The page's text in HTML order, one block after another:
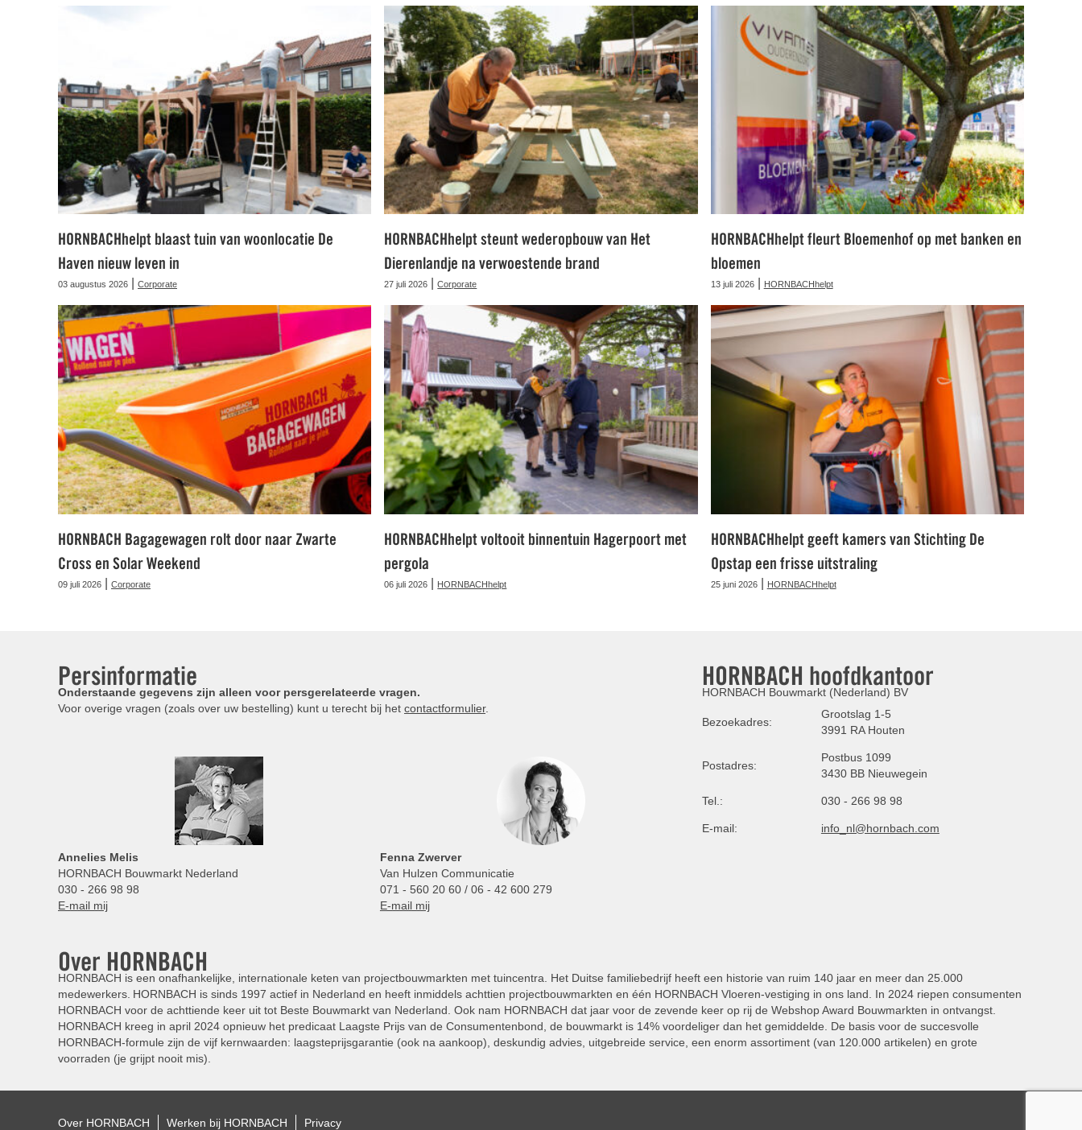
HORNBACHhelpt blaast tuin van woonlocatie De
Haven nieuw leven in
03 augustus 2026 Corporate
HORNBACHhelpt steunt wederopbouw van Het
Dierenlandje na verwoestende brand
27 juli 2026 |Corporate
HORNBACHhelpt fleurt Bloemenhof op met banken en
bloemen
13 juli 2026| HORNBACHhelpt
HORNBACH Bagagewagen rolt door naar Zwarte
Cross en Solar Weekend
09 juli 2026 Corporate
HORNBACHhelpt voltooit binnentuin Hagerpoort met
pergola
06 juli 2026 HORNBACHhelpt
HORNBACHhelpt geeft kamers van Stichting De
Opstap een frisse uitstraling
25 juni 2026| HORNBACHhelpt
Persinformatie
Onderstaande gegevens zijn alleen voor persgerelateerde vragen.
Voor overige vragen (zoals over uw bestelling) kunt u terecht bij het contactformulier.
Annelies Melis
HORNBACH Bouwmarkt Nederland
030 - 266 98 98
E-mail mij
Fenna Zwerver
Van Hulzen Communicatie
071 - 560 20 60 / 06 - 42 600 279
E-mail mij
HORNBACH hoofdkantoor
HORNBACH Bouwmarkt (Nederland) BV
Bezoekadres:
Grootslag 1-5
3991 RA Houten
Postadres:
Postbus 1099
3430 BB Nieuwegein
Tel.: 030 - 266 98 98
E-mail: info_nl@hornbach.com
Over HORNBACH
HORNBACH is een onafhankelijke, internationale keten van projectbouwmarkten met tuincentra. Het Duitse familiebedrijf heeft een historie van ruim 140 jaar en meer dan 25.000
medewerkers. HORNBACH is sinds 1997 actief in Nederland en heeft inmiddels achttien projectbouwmarkten en één HORNBACH Vloeren-vestiging in ons land. In 2024 riepen consumenten
HORNBACH voor de achttiende keer uit tot Beste Bouwmarkt van Nederland. Ook nam HORNBACH dat jaar voor de zevende keer op rij de Webshop Award Bouwmarkten in ontvangst.
HORNBACH kreeg in april 2024 opnieuw het predicaat Laagste Prijs van de Consumentenbond, de bouwmarkt is 14% voordeliger dan het gemiddelde. De basis voor de succesvolle
HORNBACH-formule zijn de vijf kernwaarden: laagsteprijsgarantie (ook na aankoop), deskundig advies, uitgebreide service, een enorm assortiment (van 120.000 artikelen) en grote
voorraden (je grijpt nooit mis).
Over HORNBACH Werken bij HORNBACH Privacy